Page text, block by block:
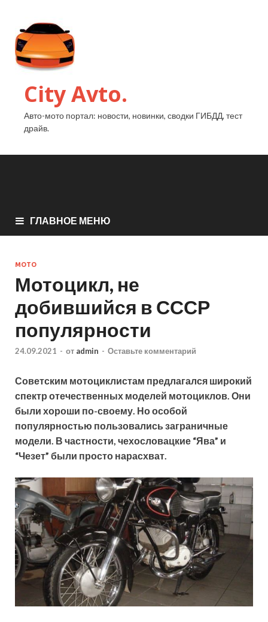
City Avto.
Авто-мото портал: новости, новинки, сводки ГИБДД, тест
драйв.
ГЛАВНОЕ МЕНЮ
МОТО
Мотоцикл, не
добившийся в СССР
популярности
24.09.2021 - от admin - Оставьте комментарий
Советским мотоциклистам предлагался широкий
спектр отечественных моделей мотоциклов. Они
были хороши по-своему. Но особой
популярностью пользовались заграничные
модели. В частности, чехословацкие “Ява” и
“Чезет” были просто нарасхват.